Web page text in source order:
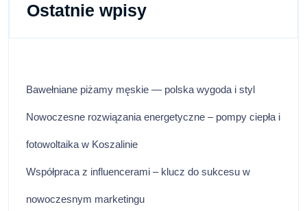
Ostatnie wpisy
Bawełniane piżamy męskie — polska wygoda i styl
Nowoczesne rozwiązania energetyczne – pompy ciepła i
fotowoltaika w Koszalinie
Współpraca z influencerami – klucz do sukcesu w
nowoczesnym marketingu